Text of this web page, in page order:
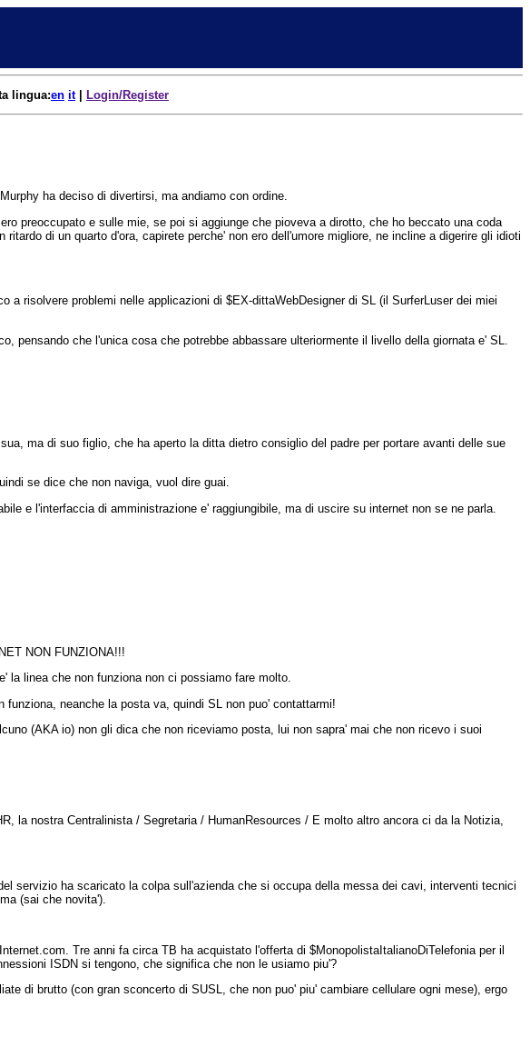
lingua:en it Login/Register
ha deciso di divertirsi, ma andiamo con ordine.
preoccupato e sulle mie, se poi si aggiunge che pioveva a dirotto, che ho beccato una coda
di un quarto d'ora, capirete perche' non ero dell'umore migliore, ne incline a digerire gli idioti
risolvere problemi nelle applicazioni di $EX-dittaWebDesigner di SL (il SurferLuser dei miei
pensando che l'unica cosa che potrebbe abbassare ulteriormente il livello della giornata e' SL.
ma di suo figlio, che ha aperto la ditta dietro consiglio del padre per portare avanti delle sue
se dice che non naviga, vuol dire guai.
e l'interfaccia di amministrazione e' raggiungibile, ma di uscire su internet non se ne parla.
NON FUNZIONA!!!
la linea che non funziona non ci possiamo fare molto.
neanche la posta va, quindi SL non puo' contattarmi!
(AKA io) non gli dica che non riceviamo posta, lui non sapra' mai che non ricevo i suoi
la nostra Centralinista / Segretaria / HumanResources / E molto altro ancora ci da la Notizia,
servizio ha scaricato la colpa sull'azienda che si occupa della messa dei cavi, interventi tecnici
(sai che novita').
Tre anni fa circa TB ha acquistato l'offerta di $MonopolistaItalianoDiTelefonia per il
ISDN si tengono, che significa che non le usiamo piu'?
di brutto (con gran sconcerto di SUSL, che non puo' piu' cambiare cellulare ogni mese), ergo